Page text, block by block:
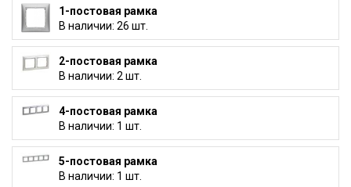
1-постовая рамка
В наличии: 26 шт.
2-постовая рамка
В наличии: 2 шт.
4-постовая рамка
В наличии: 1 шт.
5-постовая рамка
В наличии: 1 шт.